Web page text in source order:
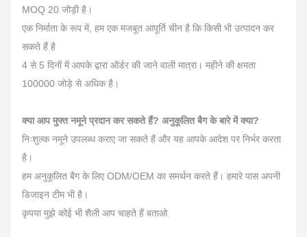
MOQ 20 जोड़ी है।
एक निर्माता के रूप में, हम एक मजबूत आपूर्ति चीन है कि किसी भी उत्पादन कर
सकते हैं है
4 से 5 दिनों में आपके द्वारा ऑर्डर की जाने वाली मात्रा। महीने की क्षमता
100000 जोड़े से अधिक है।
क्या आप मुफ्त नमूने प्रदान कर सकते हैं? अनुकूलित बैग के बारे में क्या?
निःशुल्क नमूने उपलब्ध कराए जा सकते हैं और यह आपके आदेश पर निर्भर करता
है।
हम अनुकूलित बैग के लिए ODM/OEM का समर्थन करते हैं। हमारे पास अपनी
डिजाइन टीम भी है।
कृपया मुझे कोई भी शैली आप चाहते हैं बताओ.